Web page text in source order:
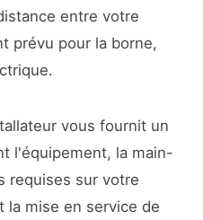
entre votre
prévu pour la borne,
vous fournit un
l'équipement, la main-
requises sur votre
la mise en service de